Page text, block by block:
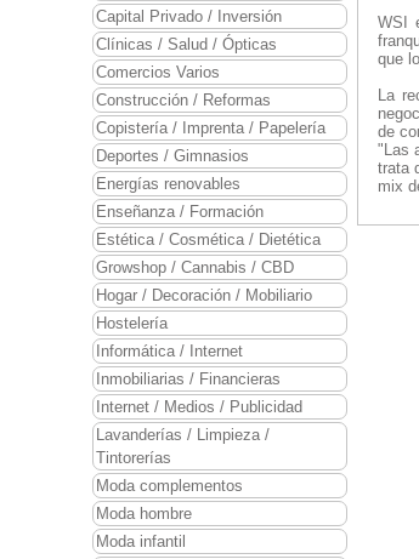
Capital Privado / Inversión
Clínicas / Salud / Ópticas
Comercios Varios
Construcción / Reformas
Copistería / Imprenta / Papelería
Deportes / Gimnasios
Energías renovables
Enseñanza / Formación
Estética / Cosmética / Dietética
Growshop / Cannabis / CBD
Hogar / Decoración / Mobiliario
Hostelería
Informática / Internet
Inmobiliarias / Financieras
Internet / Medios / Publicidad
Lavanderías / Limpieza /
Tintorerías
Moda complementos
Moda hombre
Moda infantil
WSI
que
La
de
"Las
trata
mix